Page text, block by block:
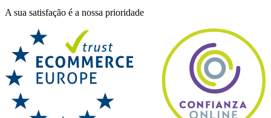
A sua satisfação é a nossa prioridade